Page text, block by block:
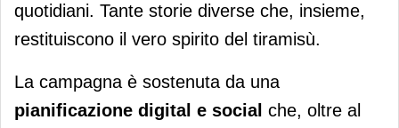
quotidiani. Tante storie diverse che, insieme,
restituiscono il vero spirito del tiramisù.
La campagna è sostenuta da una
pianificazione digital e social che, oltre al